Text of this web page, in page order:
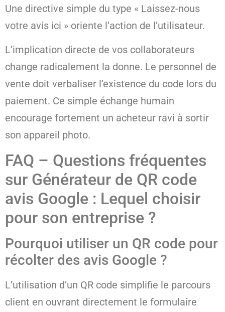
Une directive simple du type « Laissez-nous
votre avis ici » oriente l’action de l’utilisateur.
L’implication directe de vos collaborateurs
change radicalement la donne. Le personnel de
vente doit verbaliser l’existence du code lors du
paiement. Ce simple échange humain
encourage fortement un acheteur ravi à sortir
son appareil photo.
FAQ – Questions fréquentes
sur Générateur de QR code
avis Google : Lequel choisir
pour son entreprise ?
Pourquoi utiliser un QR code pour
récolter des avis Google ?
L’utilisation d’un QR code simplifie le parcours
client en ouvrant directement le formulaire